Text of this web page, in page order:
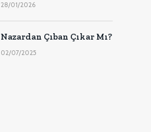
28/01/2026
Nazardan Çıban Çıkar Mı?
02/07/2025